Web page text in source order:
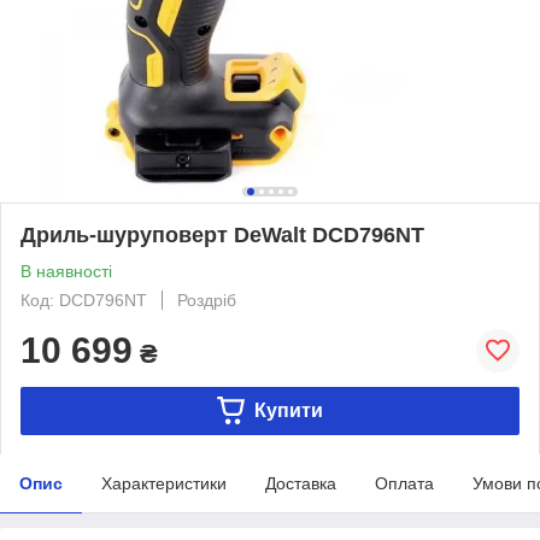
Дриль-шуруповерт DeWalt DCD796NT
В наявності
Код: DCD796NT
Роздріб
10 699 ₴
Купити
Опис Характеристики Доставка Оплата Умови